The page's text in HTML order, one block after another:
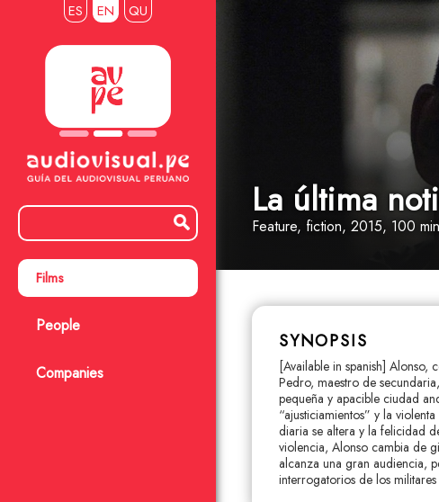
ES EN QU
Films
People
Companies
La última
Feature, fiction, 2015, 100
SYNOPSIS
[Available in spanish]
Pedro, maestro de
pequeña y apacible ciudad
“ajusticiamientos” y la
diaria se altera y la felicidad
violencia, Alonso cambia de
alcanza una gran audiencia,
interrogatorios de los